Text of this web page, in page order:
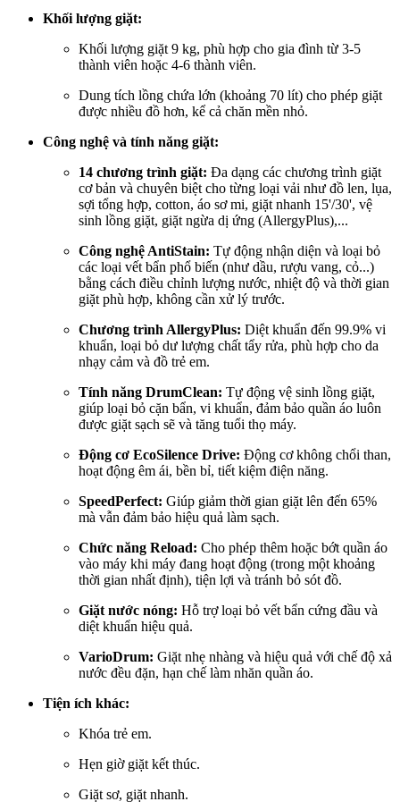
Khối lượng giặt:
Khối lượng giặt 9 kg, phù hợp cho gia đình từ 3-5
thành viên hoặc 4-6 thành viên.
Dung tích lồng chứa lớn (khoảng 70 lít) cho phép giặt
được nhiều đồ hơn, kể cả chăn mền nhỏ.
Công nghệ và tính năng giặt:
14 chương trình giặt: Đa dạng các chương trình giặt
cơ bản và chuyên biệt cho từng loại vải như đồ len, lụa,
sợi tổng hợp, cotton, áo sơ mi, giặt nhanh 15'/30', vệ
sinh lồng giặt, giặt ngừa dị ứng (AllergyPlus),...
Công nghệ AntiStain: Tự động nhận diện và loại bỏ
các loại vết bẩn phổ biến (như dầu, rượu vang, cỏ...)
bằng cách điều chỉnh lượng nước, nhiệt độ và thời gian
giặt phù hợp, không cần xử lý trước.
Chương trình AllergyPlus: Diệt khuẩn đến 99.9% vi
khuẩn, loại bỏ dư lượng chất tẩy rửa, phù hợp cho da
nhạy cảm và đồ trẻ em.
Tính năng DrumClean: Tự động vệ sinh lồng giặt,
giúp loại bỏ cặn bẩn, vi khuẩn, đảm bảo quần áo luôn
được giặt sạch sẽ và tăng tuổi thọ máy.
Động cơ EcoSilence Drive: Động cơ không chổi than,
hoạt động êm ái, bền bỉ, tiết kiệm điện năng.
SpeedPerfect: Giúp giảm thời gian giặt lên đến 65%
mà vẫn đảm bảo hiệu quả làm sạch.
Chức năng Reload: Cho phép thêm hoặc bớt quần áo
vào máy khi máy đang hoạt động (trong một khoảng
thời gian nhất định), tiện lợi và tránh bỏ sót đồ.
Giặt nước nóng: Hỗ trợ loại bỏ vết bẩn cứng đầu và
diệt khuẩn hiệu quả.
VarioDrum: Giặt nhẹ nhàng và hiệu quả với chế độ xả
nước đều đặn, hạn chế làm nhăn quần áo.
Tiện ích khác:
Khóa trẻ em.
Hẹn giờ giặt kết thúc.
Giặt sơ, giặt nhanh.